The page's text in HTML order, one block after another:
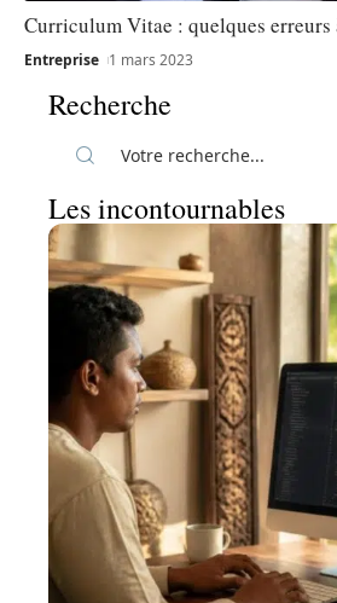
Curriculum Vitae : quelques erreurs
Entreprise 1 mars 2023
Recherche
Les incontournables